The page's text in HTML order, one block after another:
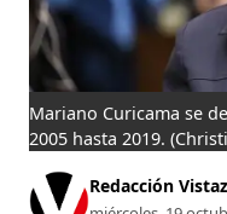
Mariano Curicama se
2005 hasta 2019.
Redacción